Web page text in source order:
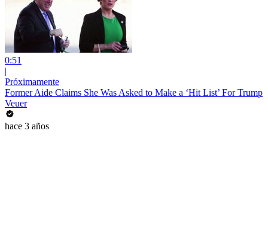
0:51
|
Próximamente
Former Aide Claims She Was Asked to Make a ‘Hit List’ For Trump
Veuer
hace 3 años